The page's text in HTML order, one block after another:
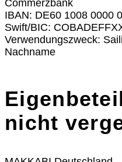
Commerzbank
IBAN: DE60 1008 0000
Swift/BIC:
Verwendungszweck:
Nachname
nicht